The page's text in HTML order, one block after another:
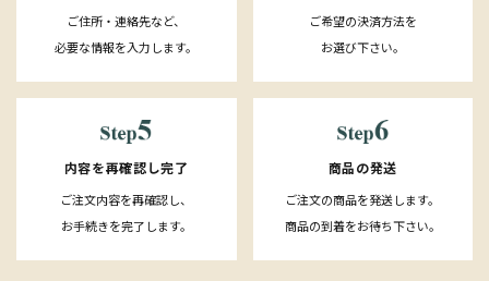
ご住所・連絡先など、
必要な情報を入力します。
ご希望の決済方法を
お選び下さい。
内容を再確認し完了
ご注文内容を再確認し、
お手続きを完了します。
商品の発送
ご注文の商品を発送します。
商品の到着をお待ち下さい。